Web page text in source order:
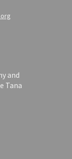
and
Tana